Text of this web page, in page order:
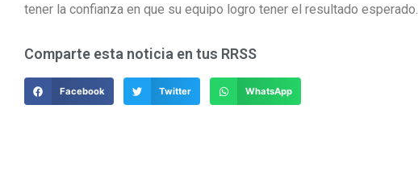
tener la confianza en que su equipo logro tener el resultado esperado.
Comparte esta noticia en tus RRSS
Facebook Twitter WhatsApp